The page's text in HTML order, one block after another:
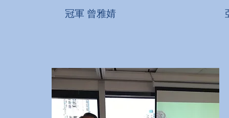
冠軍 曾雅婧